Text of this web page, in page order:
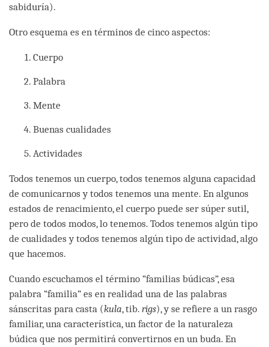
sabiduría).
Otro esquema es en términos de cinco aspectos:
Cuerpo
Palabra
Mente
Buenas cualidades
Actividades
Todos tenemos un cuerpo, todos tenemos alguna capacidad
de comunicarnos y todos tenemos una mente. En algunos
estados de renacimiento, el cuerpo puede ser súper sutil,
pero de todos modos, lo tenemos. Todos tenemos algún tipo
de cualidades y todos tenemos algún tipo de actividad, algo
que hacemos.
Cuando escuchamos el término “familias búdicas”, esa
palabra “familia” es en realidad una de las palabras
sánscritas para casta (kula, tib. rigs), y se refiere a un rasgo
familiar, una característica, un factor de la naturaleza
búdica que nos permitirá convertirnos en un buda. En